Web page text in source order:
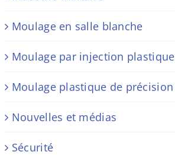
Moulage en salle blanche
Moulage par injection plastique
Moulage plastique de précision
Nouvelles et médias
Sécurité